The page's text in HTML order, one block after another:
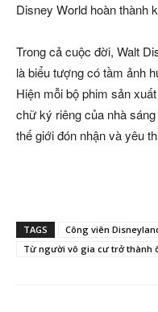
Disney World hoàn thành
Trong cả cuộc đời, Walt
là biểu tượng có tầm ảnh
Hiện mỗi bộ phim sản
chữ ký riêng của nhà
thế giới đón nhận và yêu
TAGS Công viên
Từ người vô gia cư trở thành